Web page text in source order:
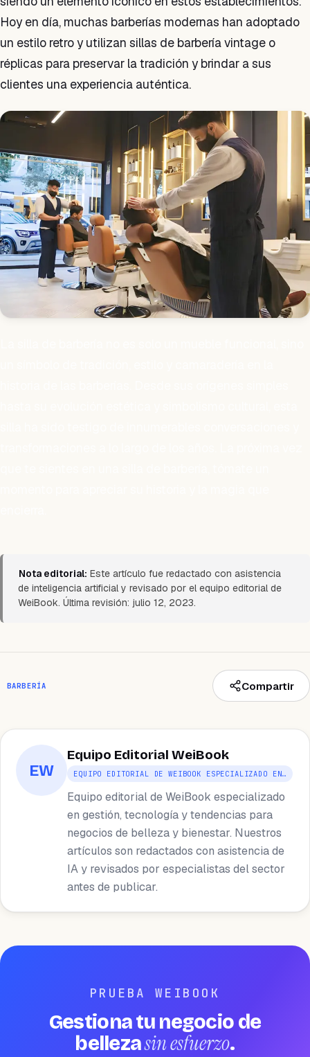
Hoy en día, muchas barberías modernas han adoptado
un estilo retro y utilizan sillas de barbería vintage o
réplicas para preservar la tradición y brindar a sus
clientes una experiencia auténtica.
Nota editorial: Este artículo fue redactado con asistencia
de inteligencia artificial y revisado por el equipo editorial de
WeiBook. Última revisión: julio 12, 2023.
BARBERÍA Compartir
EW
Equipo Editorial WeiBook
EQUIPO EDITORIAL DE WEIBOOK ESPECIALIZADO EN…
Equipo editorial de WeiBook especializado
en gestión, tecnología y tendencias para
negocios de belleza y bienestar. Nuestros
artículos son redactados con asistencia de
IA y revisados por especialistas del sector
antes de publicar.
PRUEBA WEIBOOK
Gestiona tu negocio de
bellezasin esfuerzo.